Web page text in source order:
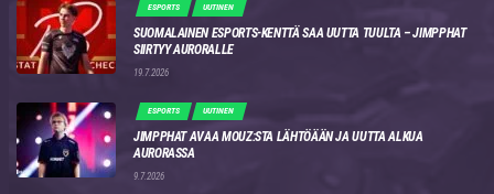
ESPORTS UUTINEN
SUOMALAINEN ESPORTS-KENTTÄ SAA UUTTA TUULTA – JIMPPHAT
SIIRTYY AURORALLE
19.7.2026
ESPORTS UUTINEN
JIMPPHAT AVAA MOUZ:STA LÄHTÖÄÄN JA UUTTA ALKUA
AURORASSA
9.7.2026